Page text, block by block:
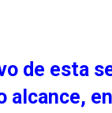
de esta
alcance,